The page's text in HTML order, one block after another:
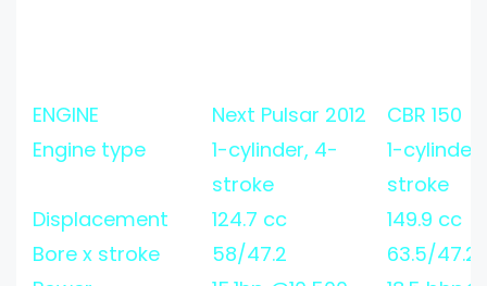
ENGINE Next Pulsar 2012
CBR 150
Engine type
1-cylinder, 4-
stroke
1-
stroke
Displacement
124.7 cc
149.9 cc
Bore x stroke
58/47.2
63.5/47.2